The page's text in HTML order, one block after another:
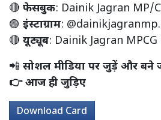
🔴 फेसबुक: Dainik Jagran MP/
🟣 इंस्टाग्राम:
🔴 यूट्यूब: Dainik Jagran
📲 सोशल मीडिया पर जुड़ें और बने
👉 आज ही जुड़िए
Download Card